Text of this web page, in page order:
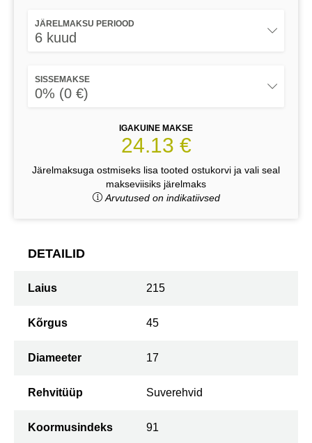
JÄRELMAKSU PERIOOD
6 kuud
SISSEMAKSE
0% (0 €)
IGAKUINE MAKSE
24.13 €
Järelmaksuga ostmiseks lisa tooted ostukorvi ja vali seal
makseviisiks järelmaks
Arvutused on indikatiivsed
DETAILID
Laius 215
Kõrgus 45
Diameeter 17
Rehvitüüp Suverehvid
Koormusindeks 91